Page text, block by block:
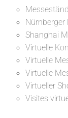
Nürnberger
Shanghai
Virtuelle
Virtuelle
Virtuelle
Virtueller
Visites